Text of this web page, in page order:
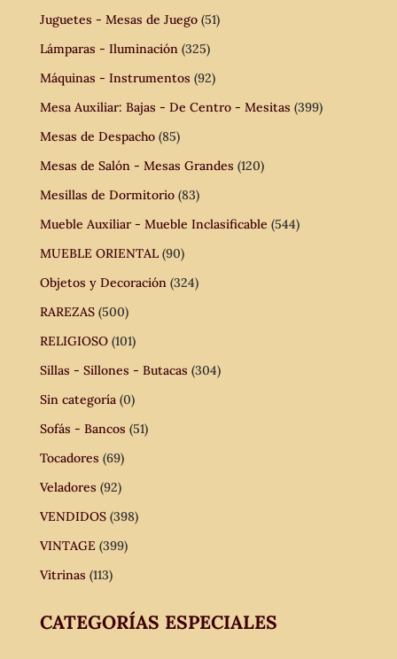
Juguetes - Mesas de Juego (51)
Lámparas - Iluminación (325)
Máquinas - Instrumentos (92)
Mesa Auxiliar: Bajas - De Centro - Mesitas (399)
Mesas de Despacho (85)
Mesas de Salón - Mesas Grandes (120)
Mesillas de Dormitorio (83)
Mueble Auxiliar - Mueble Inclasificable (544)
MUEBLE ORIENTAL (90)
Objetos y Decoración (324)
RAREZAS (500)
RELIGIOSO (101)
Sillas - Sillones - Butacas (304)
Sin categoría (0)
Sofás - Bancos (51)
Tocadores (69)
Veladores (92)
VENDIDOS (398)
VINTAGE (399)
Vitrinas (113)
CATEGORÍAS ESPECIALES